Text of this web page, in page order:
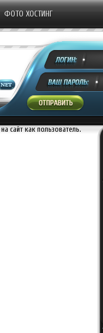
ФОТО ХОСТИНГ
MILL CREEK ENTE...
Добавил:
Covrik
Просмотров:499
сайт как пользователь.